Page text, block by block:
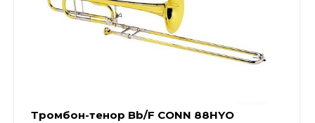
Тромбон-тенор Bb/F CONN 88HYO